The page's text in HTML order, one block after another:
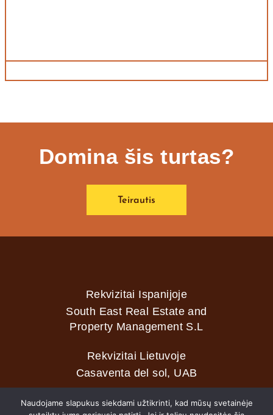
Domina šis turtas?
Teirautis
Rekvizitai Ispanijoje
South East Real Estate and
Property Management S.L
Rekvizitai Lietuvoje
Casaventa del sol, UAB
Naudojame slapukus siekdami užtikrinti, kad mūsų svetainėje